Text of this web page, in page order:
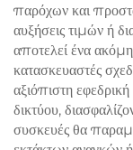
παρόχων και
αυξήσεις τιμών ή
αποτελεί ένα
κατασκευαστές
αξιόπιστη
δικτύου,
συσκευές θα